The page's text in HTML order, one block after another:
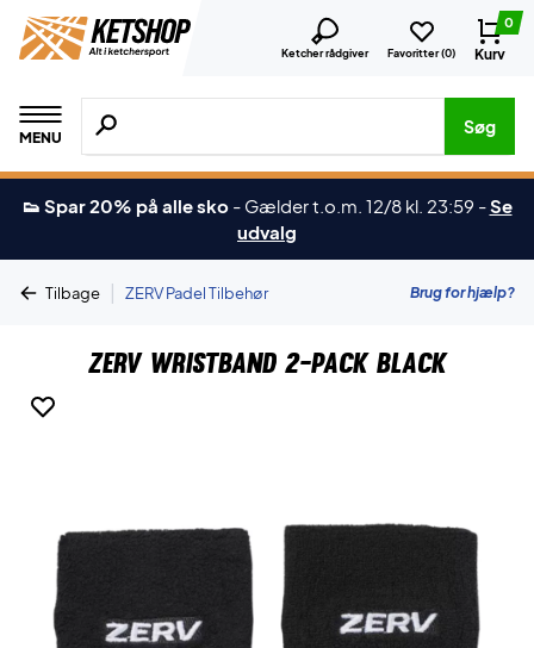
Ketcher rådgiver Favoritter (0)
0
Kurv
MENU
Søg efter produkter, mærker etc.
Søg
👟 Spar 20% på alle sko - Gælder t.o.m. 12/8 kl. 23:59 -Se
udvalg
Tilbage | ZERV Padel Tilbehør Brug for hjælp?
ZERV Wristband 2-Pack Black